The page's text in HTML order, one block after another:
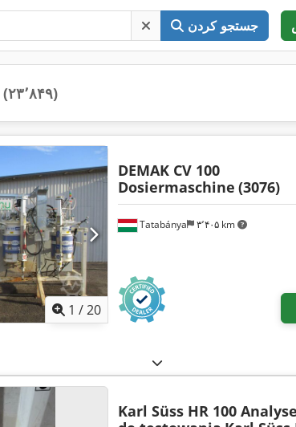
جستجو کردن
(۲۳٬۸۴۹)
1 /20
Tatabánya ۳٬۴۰۵ km
DEMAK CV 100
Dosiermaschine (3076)
Karl Süss HR 100